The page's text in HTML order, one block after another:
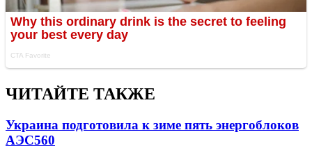
ЧИТАЙТЕ ТАКЖЕ
Украина подготовила к зиме пять энергоблоков
АЭС560